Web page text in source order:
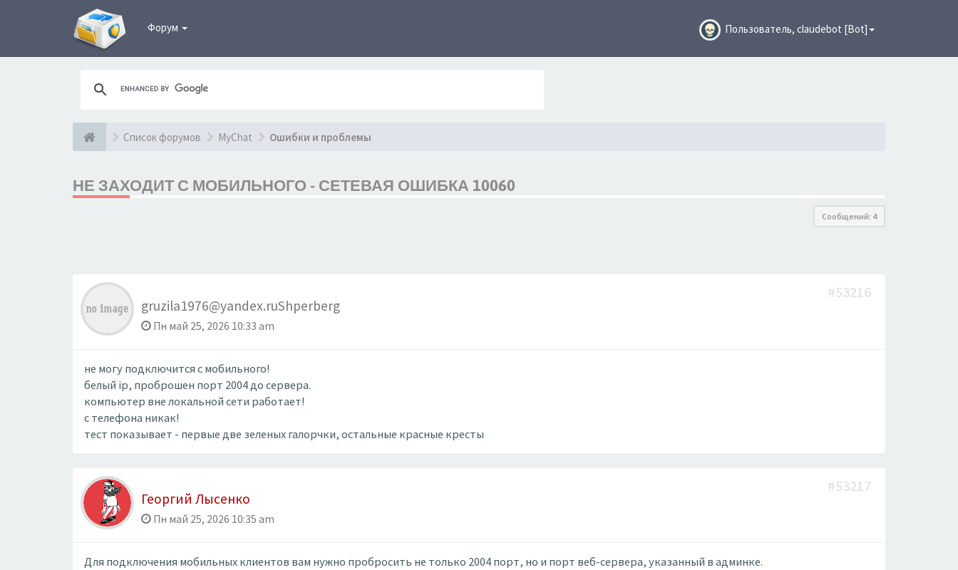
Форум Пользователь, claudebot [Bot]
Список форумов MyChat Ошибки и проблемы
НЕ ЗАХОДИТ С МОБИЛЬНОГО - СЕТЕВАЯ ОШИБКА 10060
Сообщений: 4
gruzila1976@yandex.ruShperberg
Пн май 25, 2026 10:33 am
#53216
не могу подключится с мобильного!
белый ip, проброшен порт 2004 до сервера.
компьютер вне локальной сети работает!
с телефона никак!
тест показывает - первые две зеленых галорчки, остальные красные кресты
Георгий Лысенко
Пн май 25, 2026 10:35 am
#53217
Для подключения мобильных клиентов вам нужно пробросить не только 2004 порт, но и порт веб-сервера, указанный в админке.